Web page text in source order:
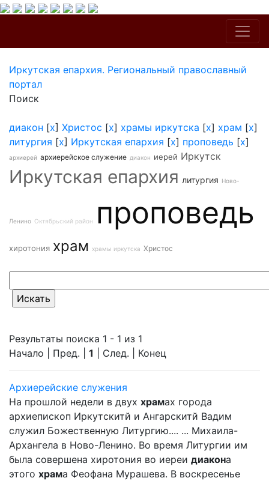
Иркутская епархия. Региональный православный
портал
Поиск
диакон [x] Христос [x] храмы иркутска [x] храм [x]
литургия [x] Иркутская епархия [x] проповедь [x]
архиерей архиерейское служение диакон иерей Иркутск
Иркутская епархия литургия Ново-
Ленино Октябрьский район проповедь
хиротония храм храмы иркутска Христос
Результаты поиска 1 - 1 из 1
Начало | Пред. | 1 | След. | Конец
Архиерейские служения
На прошлой недели в двух храмах города
архиепископ Иркутскитй и Ангарскитй Вадим
служил Божественную Литургию.... ... Михаила-
Архангела в Ново-Ленино. Во время Литургии им
была совершена хиротония во иереи диакона
этого храма Феофана Мурашева. В воскресенье